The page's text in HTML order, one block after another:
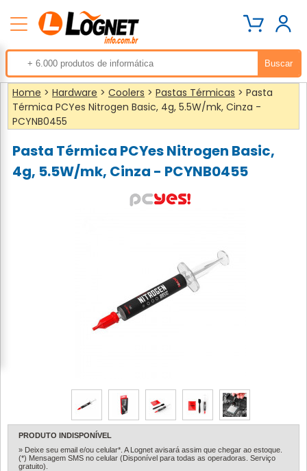
Home > Hardware > Coolers > Pastas Térmicas > Pasta
Térmica PCYes Nitrogen Basic, 4g, 5.5W/mk, Cinza -
PCYNB0455
Pasta Térmica PCYes Nitrogen Basic,
4g, 5.5W/mk, Cinza - PCYNB0455
PRODUTO INDISPONÍVEL
» Deixe seu email e/ou celular*. A Lognet avisará assim que chegar ao estoque.
(*) Mensagem SMS no celular (Disponível para todas as operadoras. Serviço
gratuito).